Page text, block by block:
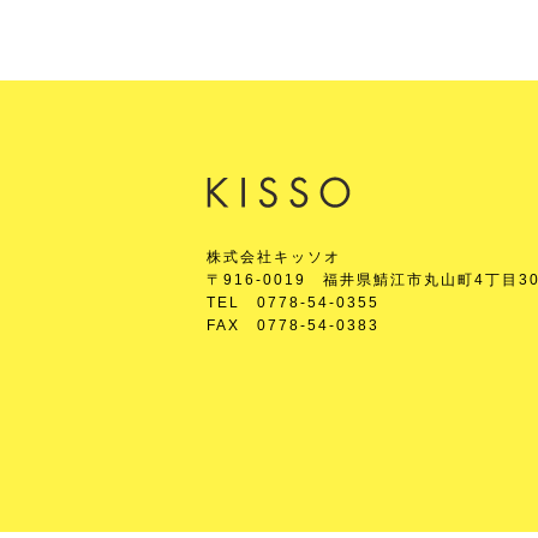
株式会社キッソオ
〒916-0019 福井県鯖江市丸山町4丁目
TEL 0778-54-0355
FAX 0778-54-0383